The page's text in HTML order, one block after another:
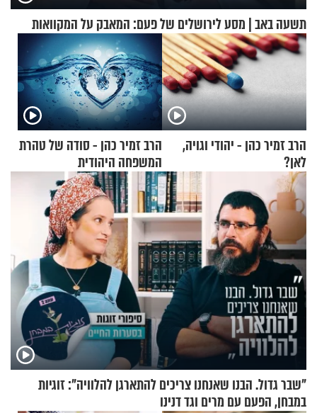
תשעה באב | מסע לירושלים של פעם: המאבק על המקוואות
הרב זמיר כהן - יהודי וגויה,
לאן?
הרב זמיר כהן - סודה של טהרת
המשפחה היהודית
"שבר גדול. הבנו שאנחנו צריכים להתארגן להלוויה": זוגיות
במבחן, הפעם עם מרים וגד דנינו